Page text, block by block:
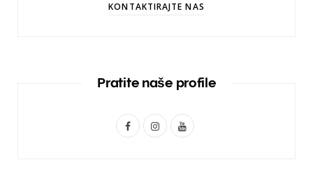
KONTAKTIRAJTE NAS
Pratite naše profile
F
I
Y